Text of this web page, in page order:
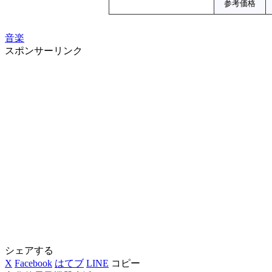
参考価格
音楽
スポンサーリンク
シェアする
X Facebook はてブ LINE コピー